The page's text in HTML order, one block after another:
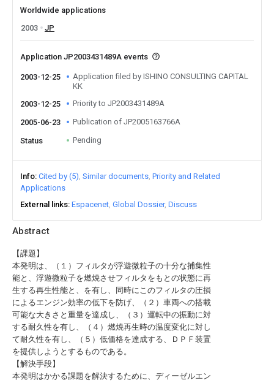
Abstract
【課題】
本発明は、（１）フィルタが浮遊微粒子の十分な捕集性
能と、浮遊微粒子を燃焼させフィルタをもとの状態に再
生する再生性能と、を有し、同時にこのフィルタの圧損
によるエンジン効率の低下を防げ、（２）車両への搭載
可能な大きさと重量を達成し、（３）運転中の振動に対
する耐久性を有し、（４）燃焼再生時の温度変化に対し
て耐久性を有し、（５）低価格を達成する、ＤＰＦ装置
を提供しようとするものである。
【解決手段】
本発明はかかる課題を解決するために、ディーゼルエン
Worldwide applications
2003
JP
Application JP2003431489A events
2003-12-25
Application filed by ISHINO CONSULTING CAPITAL
KK
2003-12-25
Priority to JP2003431489A
2005-06-23 Publication of JP2005163766A
Status Pending
Info Cited by (5) Similar documents Priority and Related
Applications
External links Espacenet Global Dossier Discuss